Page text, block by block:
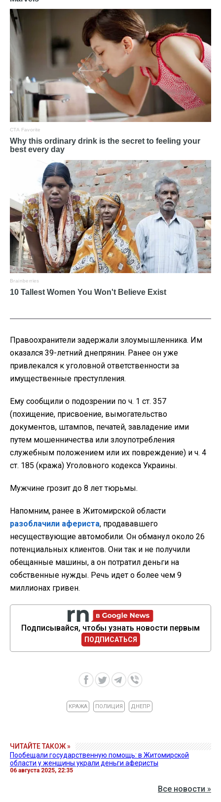
Правоохранители задержали злоумышленника. Им
оказался 39-летний днепрянин. Ранее он уже
привлекался к уголовной ответственности за
имущественные преступления.
Ему сообщили о подозрении по ч. 1 ст. 357
(похищение, присвоение, вымогательство
документов, штампов, печатей, завладение ими
путем мошенничества или злоупотребления
служебным положением или их повреждение) и ч. 4
ст. 185 (кража) Уголовного кодекса Украины.
Мужчине грозит до 8 лет тюрьмы.
Напомним, ранее в Житомирской области
разоблачили афериста, продававшего
несуществующие автомобили. Он обманул около 26
потенциальных клиентов. Они так и не получили
обещанные машины, а он потратил деньги на
собственные нужды. Речь идет о более чем 9
миллионах гривен.
Подписывайся, чтобы узнать новости первым
ПОДПИСАТЬСЯ
КРАЖА ПОЛИЦИЯ ДНЕПР
ЧИТАЙТЕ ТАКОЖ »
Пообещали государственную помощь: в Житомирской
области у женщины украли деньги аферисты
06 августа 2025, 22:35
Все новости »